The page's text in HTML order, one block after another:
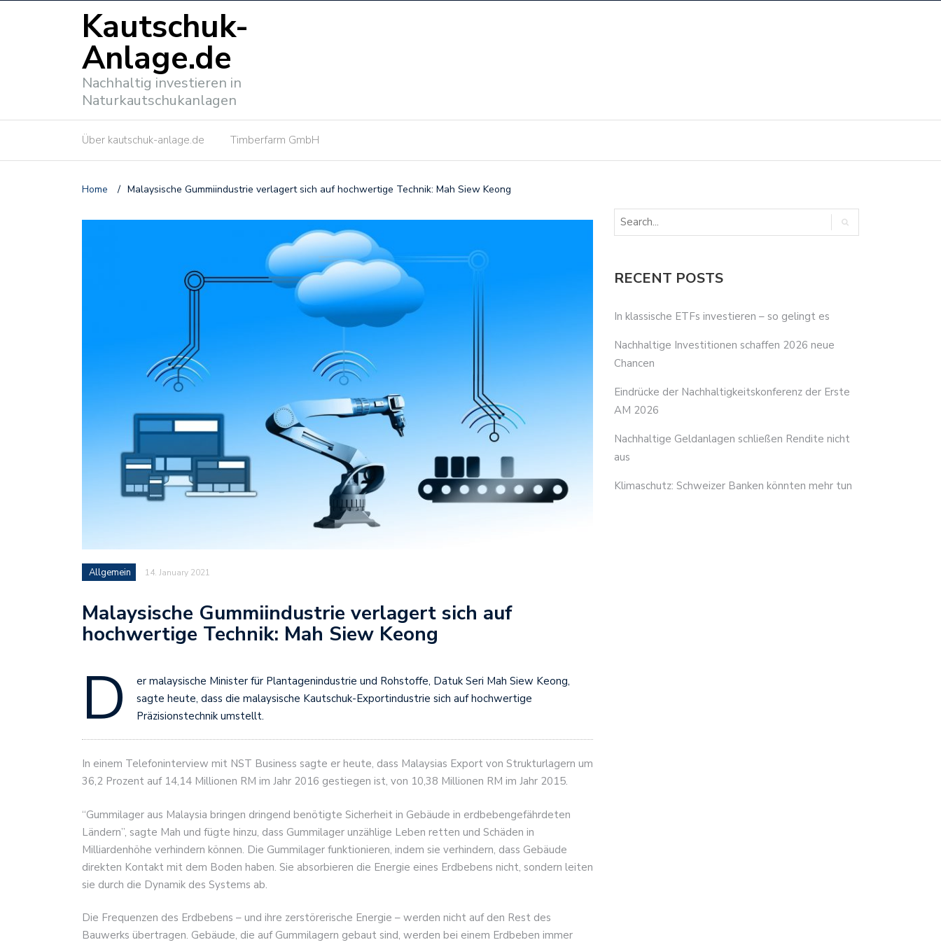
Kautschuk-
Anlage.de
Nachhaltig investieren in
Naturkautschukanlagen
Über kautschuk-anlage.de Timberfarm GmbH
Home / Malaysische Gummiindustrie verlagert sich auf hochwertige Technik: Mah Siew Keong
Allgemein 14. January 2021
Malaysische Gummiindustrie verlagert sich auf
hochwertige Technik: Mah Siew Keong
D
er malaysische Minister für Plantagenindustrie und Rohstoffe, Datuk Seri Mah Siew Keong,
sagte heute, dass die malaysische Kautschuk-Exportindustrie sich auf hochwertige
Präzisionstechnik umstellt.
In einem Telefoninterview mit NST Business sagte er heute, dass Malaysias Export von Strukturlagern um
36,2 Prozent auf 14,14 Millionen RM im Jahr 2016 gestiegen ist, von 10,38 Millionen RM im Jahr 2015.
“Gummilager aus Malaysia bringen dringend benötigte Sicherheit in Gebäude in erdbebengefährdeten
Ländern”, sagte Mah und fügte hinzu, dass Gummilager unzählige Leben retten und Schäden in
Milliardenhöhe verhindern können. Die Gummilager funktionieren, indem sie verhindern, dass Gebäude
direkten Kontakt mit dem Boden haben. Sie absorbieren die Energie eines Erdbebens nicht, sondern leiten
sie durch die Dynamik des Systems ab.
Die Frequenzen des Erdbebens – und ihre zerstörerische Energie – werden nicht auf den Rest des
Bauwerks übertragen. Gebäude, die auf Gummilagern gebaut sind, werden bei einem Erdbeben immer
RECENT POSTS
In klassische ETFs investieren – so gelingt es
Nachhaltige Investitionen schaffen 2026 neue
Chancen
Eindrücke der Nachhaltigkeitskonferenz der Erste
AM 2026
Nachhaltige Geldanlagen schließen Rendite nicht
aus
Klimaschutz: Schweizer Banken könnten mehr tun